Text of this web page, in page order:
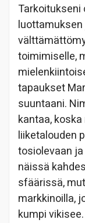
Tarkoitukseni
toimimiselle,
tapaukset
suuntaani.
kantaa,
liiketalouden
tosiolevaan
näissä
sfäärissä,
markkinoilla,
kumpi vikisee.